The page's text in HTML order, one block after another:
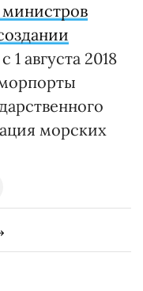
с 1 августа 2018
морских